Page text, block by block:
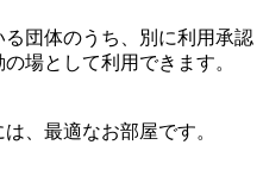
る団体のうち、別に利用承認
場として利用できます。
、最適なお部屋です。